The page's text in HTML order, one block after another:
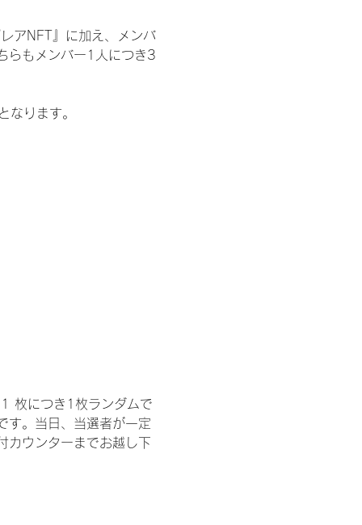
アNFT』に加え、メンバ
らもメンバー1人につき3
なります。
枚につき1枚ランダムで
す。当日、当選者が一定
カウンターまでお越し下